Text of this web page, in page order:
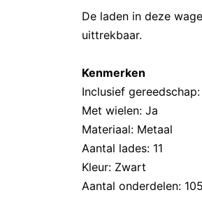
De laden in deze
uittrekbaar.
Kenmerken
Inclusief
Met wielen: Ja
Materiaal: Metaal
Aantal lades: 11
Kleur: Zwart
Aantal onderdelen: